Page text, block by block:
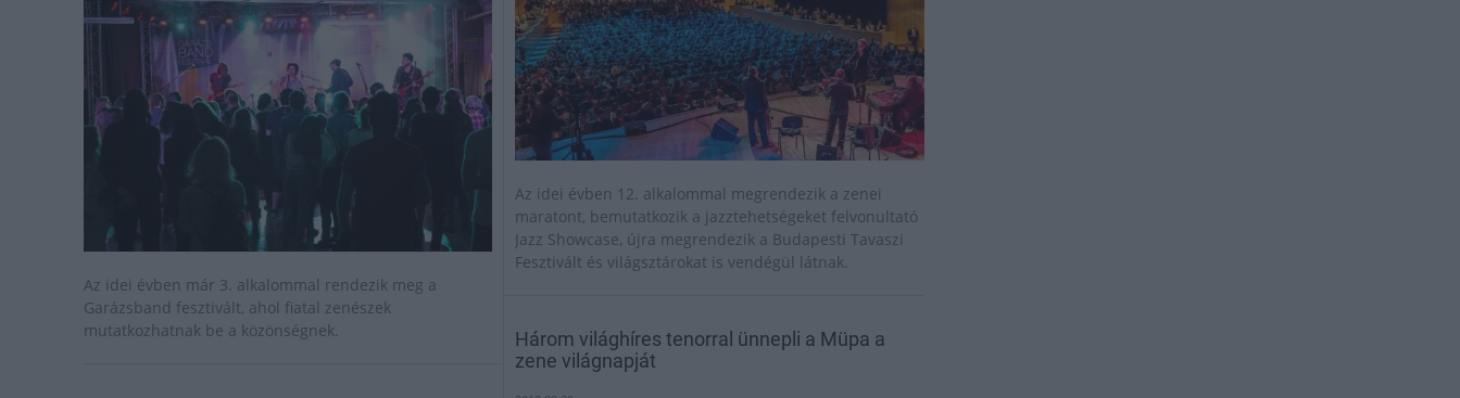
Az idei évben már 3. alkalommal rendezik meg a
Garázsband fesztivált, ahol fiatal zenészek
mutatkozhatnak be a közönségnek.
Az idei évben 12. alkalommal megrendezik a zenei
maratont, bemutatkozik a jazztehetségeket felvonultató
Jazz Showcase, újra megrendezik a Budapesti Tavaszi
Fesztivált és világsztárokat is vendégül látnak.
Három világhíres tenorral ünnepli a Müpa a
zene világnapját